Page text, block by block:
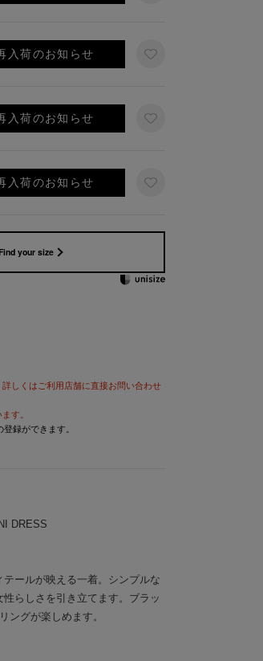
入荷のお知らせ
入荷のお知らせ
入荷のお知らせ
your size
しくはご利用店舗に直接お問い合わせ
す。
録ができます。
DRESS
ールが映える一着。シンプルな
らしさを引き立てます。ブラッ
ングが楽しめます。